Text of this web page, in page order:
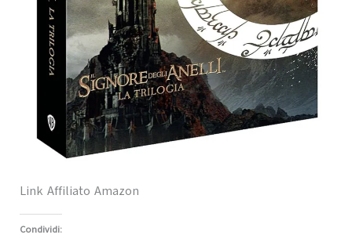
Link Affiliato Amazon
Condividi: